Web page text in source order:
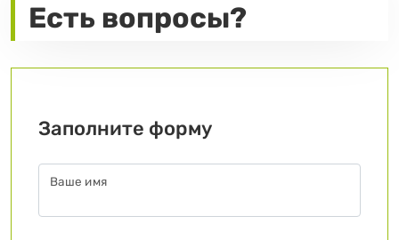
Есть вопросы?
Заполните форму
Ваше имя